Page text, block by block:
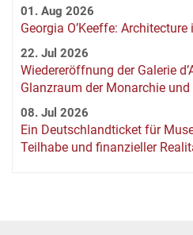
01. Aug 2026
Georgia O’Keeffe:
22. Jul 2026
Wiedereröffnung der Galerie
Glanzraum der Monarchie
08. Jul 2026
Ein Deutschlandticket für
Teilhabe und finanzieller